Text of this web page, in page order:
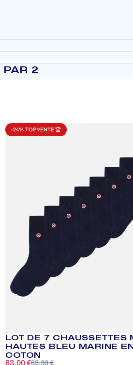
PAR 2
-24% TOP VENTE 🏆
LOT DE 7 CHAUSSETTES
HAUTES BLEU MARINE
COTON
63,00 €83,30 €